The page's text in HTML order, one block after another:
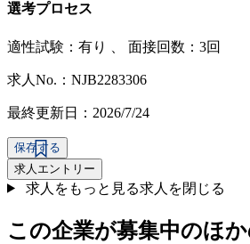
選考プロセス
適性試験： 有り 面接回数：3回
求人No.：NJB2283306
最終更新日：2026/7/24
保存する
求人エントリー
求人をもっと見る求人を閉じる
この企業が募集中のほ